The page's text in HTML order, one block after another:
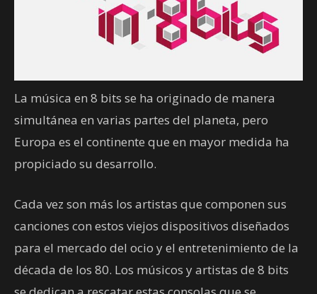
La música en 8 bits se ha originado de manera
simultánea en varias partes del planeta, pero
Europa es el continente que en mayor medida ha
propiciado su desarrollo.
Cada vez son más los artistas que componen sus
canciones con estos viejos dispositivos diseñados
para el mercado del ocio y el entretenimiento de la
década de los 80. Los músicos y artistas de 8 bits